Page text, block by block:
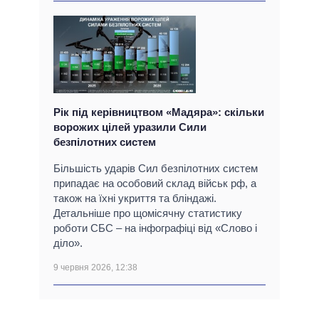
Рік під керівництвом «Мадяра»: скільки
ворожих цілей уразили Сили
безпілотних систем
Більшість ударів Сил безпілотних систем
припадає на особовий склад військ рф, а
також на їхні укриття та бліндажі.
Детальніше про щомісячну статистику
роботи СБС – на інфографіці від «Слово і
діло».
9 червня 2026, 12:38